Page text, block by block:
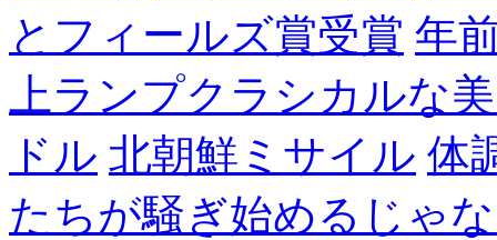
とフィールズ賞受賞 年
上ランプクラシカルな
ドル 北朝鮮ミサイル 体
たちが騒ぎ始めるじゃ